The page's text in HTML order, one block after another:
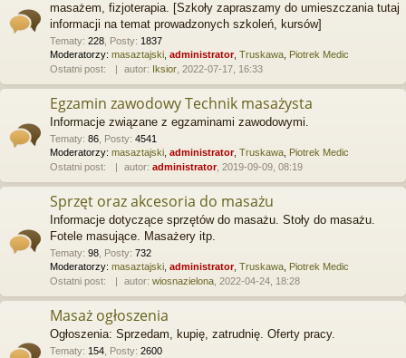
masażem, fizjoterapia. [Szkoły zapraszamy do umieszczania tutaj
informacji na temat prowadzonych szkoleń, kursów]
Tematy: 228 Posty: 1837
Moderatorzy: masaztajski administrator, Truskawa Piotrek Medic
Ostatni post:
autor: Iksior , 2022-07-17, 16:33
Egzamin zawodowy Technik masażysta
Informacje związane z egzaminami zawodowymi.
Tematy: 86 Posty: 4541
Moderatorzy: masaztajski administrator, Truskawa Piotrek Medic
Ostatni post:
autor: administrator, 2019-09-09, 08:19
Sprzęt oraz akcesoria do masażu
Informacje dotyczące sprzętów do masażu. Stoły do masażu.
Fotele masujące. Masażery itp.
Tematy: 98 Posty: 732
Moderatorzy: masaztajski administrator, Truskawa Piotrek Medic
Ostatni post:
autor: wiosnazielona , 2022-04-24, 18:28
Masaż ogłoszenia
Ogłoszenia: Sprzedam, kupię, zatrudnię. Oferty pracy.
Tematy: 154 Posty: 2600